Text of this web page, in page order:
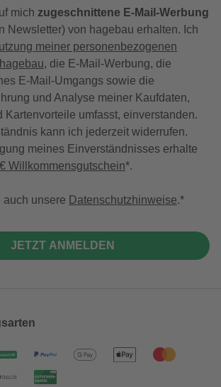
mich zugeschnittene E-Mail-Werbung
Newsletter) von hagebau erhalten. Ich
meiner personenbezogenen
, die E-Mail-Werbung, die
E-Mail-Umgangs sowie die
und Analyse meiner Kaufdaten,
Kartenvorteile umfasst, einverstanden.
kann ich jederzeit widerrufen.
meines Einverständnisses erhalte
Willkommensgutschein*.
auch unsere Datenschutzhinweise.
JETZT ANMELDEN